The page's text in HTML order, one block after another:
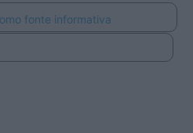
fonte informativa